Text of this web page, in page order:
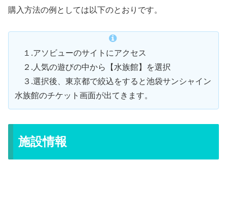
購入方法の例としては以下のとおりです。
１.アソビューのサイトにアクセス
２.人気の遊びの中から【水族館】を選択
３.選択後、東京都で絞込をすると池袋サンシャイン
水族館のチケット画面が出てきます。
施設情報